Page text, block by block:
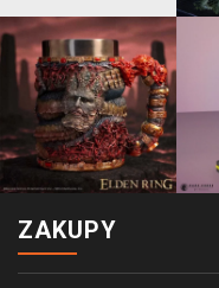
ZAKUPY